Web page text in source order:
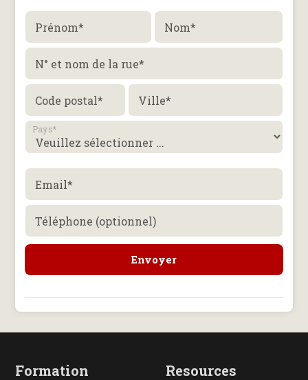
Prénom* Nom*
N° et nom de la rue*
Code postal* Ville*
Pays*
Email*
Téléphone (optionnel)
Formation Resources